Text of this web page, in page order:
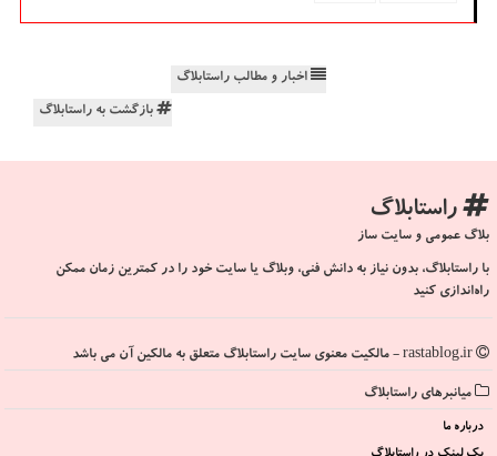
اخبار و مطالب راستابلاگ
بازگشت به راستابلاگ
راستابلاگ
بلاگ عمومی و سایت ساز
با راستابلاگ، بدون نیاز به دانش فنی، وبلاگ یا سایت خود را در کمترین زمان ممکن
راه‌اندازی کنید
میانبرهای راستابلاگ
درباره ما